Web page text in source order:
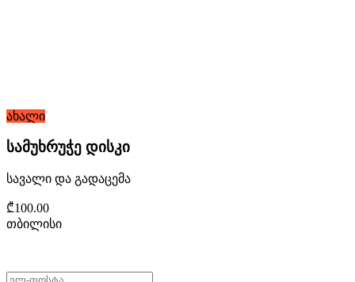
ახალი
სამუხრუჭე დისკი
სავალი და გადაცემა
₾100.00
თბილისი